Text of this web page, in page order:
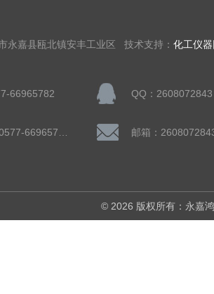
永嘉县瓯北镇安丰工业区 技术支持： 化工仪
QQ：2608072843
邮箱：
© 2026 版权所有：永嘉